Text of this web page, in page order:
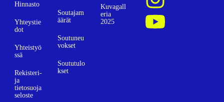
Hinnasto
Yhteystie
dot
Yhteistyö
ssä
Rekisteri-
ja
tietosuoja
seloste
Soutajam
äärät
Soutuneu
vokset
Soututulo
kset
Kuvagall
eria
2025